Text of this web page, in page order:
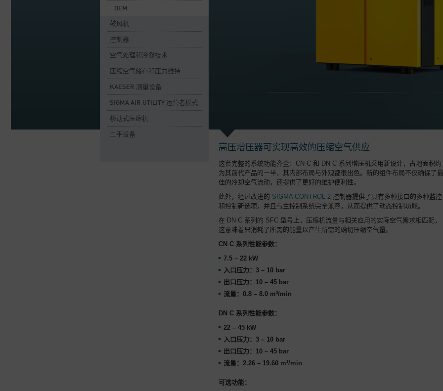
OEM
鼓风机
控制器
空气处理和冷凝技术
压缩空气储存和压力维持
KAESER 测量设备
SIGMA AIR UTILITY 运营者模式
移动式压缩机
二手设备
高压增压器可实现高效的压缩空气供应
这套完整的系统功能齐全：CN C 和 DN C 系列增压机采用新设计，占地面积约
为其前代产品的一半，其内部布局与外观都很出色。新的组件布局不仅确保了最
佳的冷却空气流动，还提供了更好的维护便利性。
此外，经过改进的 SIGMA CONTROL 2 控制器提供了具有多种接口的多种监控
和控制新选项，并且与主控制系统完全兼容，从而提供了动态控制功能。
在 DN C 系列的 SFC 型号上，压缩机流量与相关应用的实际空气需求相匹配，
这意味着只消耗了所需的能量以产生所需的确切压缩空气量。
CN C 系列性能参数：
7.5 – 22 kW
入口压力：3 – 10 bar
出口压力：10 – 45 bar
流量：0.8 – 8.0 m³/min
DN C 系列性能参数：
22 – 45 kW
入口压力：3 – 10 bar
出口压力：10 – 45 bar
流量：2.26 – 19.60 m³/min
可选功能：